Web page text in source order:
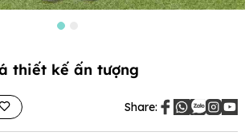
thiết kế ấn tượng
Share: